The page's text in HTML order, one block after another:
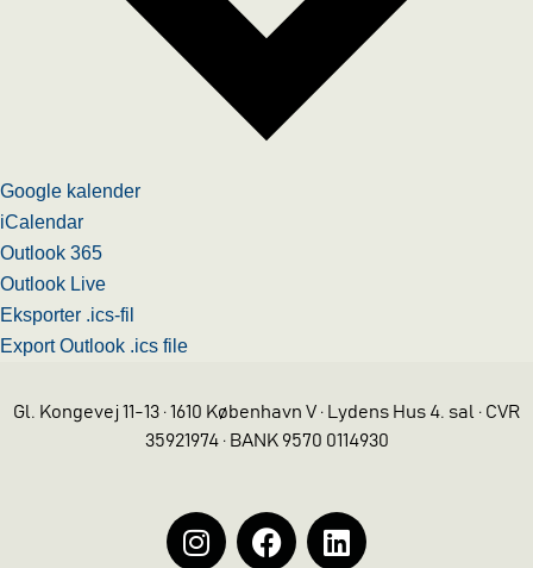
Google kalender
iCalendar
Outlook 365
Outlook Live
Eksporter .ics-fil
Export Outlook .ics file
Gl. Kongevej 11-13 · 1610 København V · Lydens Hus 4. sal · CVR
35921974 · BANK 9570 0114930